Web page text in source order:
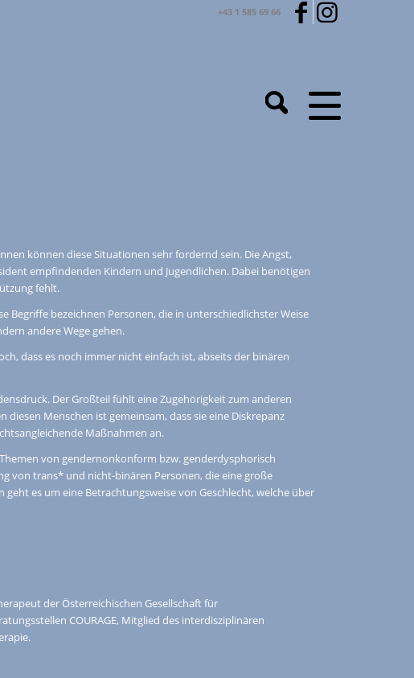
+43 1 585 69 66
können diese Situationen sehr fordernd sein. Die Angst,
empfindenden Kindern und Jugendlichen. Dabei benötigen
fehlt.
bezeichnen Personen, die in unterschiedlichster Weise
andere Wege gehen.
dass es noch immer nicht einfach ist, abseits der binären
Der Großteil fühlt eine Zugehörigkeit zum anderen
Menschen ist gemeinsam, dass sie eine Diskrepanz
Maßnahmen an.
von gendernonkonform bzw. genderdysphorisch
von trans* und nicht-binären Personen, die eine große
es um eine Betrachtungsweise von Geschlecht, welche über
der Österreichischen Gesellschaft für
COURAGE, Mitglied des interdisziplinären